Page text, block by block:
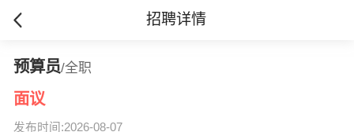
招聘详情
预算员/全职
面议
发布时间:2026-08-07